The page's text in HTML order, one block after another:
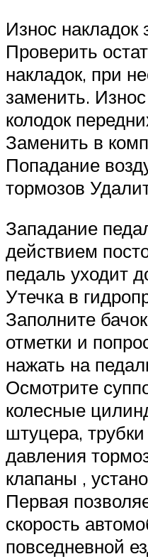
Износ накладок
Проверить
накладок, при
заменить.
колодок
Заменить в
Попадание
тормозов
Западание
действием
педаль уходит
Утечка в
Заполните
отметки и
нажать на
Осмотрите
колесные
штуцера,
давления
клапаны ,
Первая
скорость
повседневной